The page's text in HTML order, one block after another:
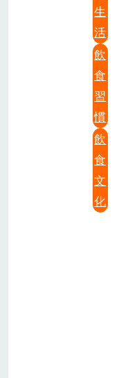
生
活
飲
食
習
慣
飲
食
文
化